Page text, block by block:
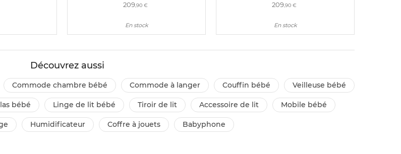
209,90 €
En stock
209,90 €
En stock
Découvrez aussi
commode chambre bébé commode à langer couffin bébé veilleuse bébé
bébé linge de lit bébé tiroir de lit accessoire de lit mobile bébé
humidificateur coffre à jouets babyphone